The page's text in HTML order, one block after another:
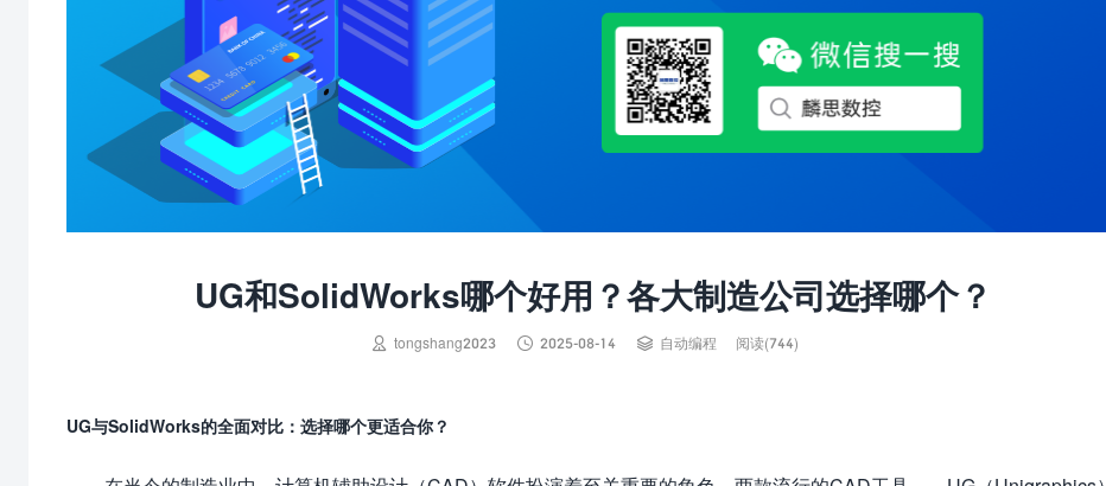
UG和SolidWorks哪个好用？各大制造公司选择哪个？
 tongshang2023  2025-08-14  自动编程 阅读(744)
UG与SolidWorks的全面对比：选择哪个更适合你？